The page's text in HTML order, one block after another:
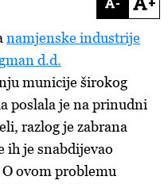
namjenske industrije
d.d.
municije širokog
poslala je na prinudni
razlog je zabrana
ih je snabdijevao
ovom problemu